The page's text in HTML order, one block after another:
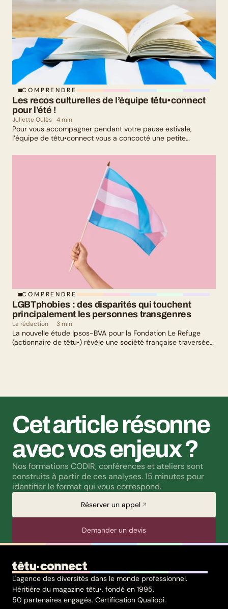
COMPRENDRE
Les recos culturelles de l’équipe têtu•connect
pour l’été !
Juliette Oulès 4 min
Pour vous accompagner pendant votre pause estivale,
l’équipe de têtu•connect vous a concocté une petite
culturelle : il y en a pour tous les goûts !
COMPRENDRE
LGBTphobies : des disparités qui touchent
principalement les personnes transgenres
La rédaction 3 min
La nouvelle étude Ipsos-BVA pour la Fondation Le Refuge
(actionnaire de têtu•) révèle une société française traversée
Cet article résonne
avec vos enjeux ?
Nos formations CODIR, conférences et ateliers sont
construits à partir de ces analyses. 15 minutes pour
identifier le format qui vous correspond.
Réserver un appel
Demander un devis
L'agence des diversités dans le monde professionnel.
Héritière du magazine têtu•, fondé en 1995.
50 partenaires engagés. Certification Qualiopi.